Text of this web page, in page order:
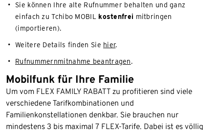
Sie können Ihre alte Rufnummer behalten und ganz
einfach zu Tchibo MOBIL kostenfrei mitbringen
(importieren).
Weitere Details finden Sie hier.
Rufnummernmitnahme beantragen.
Mobilfunk für Ihre Familie
Um vom FLEX FAMILY RABATT zu profitieren sind viele
verschiedene Tarifkombinationen und
Familienkonstellationen denkbar. Sie brauchen nur
mindestens 3 bis maximal 7 FLEX-Tarife. Dabei ist es völlig